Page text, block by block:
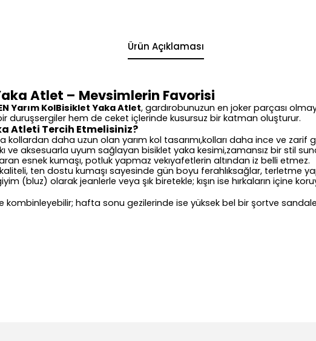
Ürün Açıklaması
Atlet – Mevsimlerin Favorisi
Yarım KolBisiklet Yaka Atlet, gardırobunuzun en joker parçası
duruşsergiler hem de ceket içlerinde kusursuz bir katman oluşturur.
Atleti Tercih Etmelisiniz?
kollardan daha uzun olan yarım kol tasarımı,kolları daha ince ve zarif
ve aksesuarla uyum sağlayan bisiklet yaka kesimi,zamansız bir stil
esnek kumaşı, potluk yapmaz vekıyafetlerin altından iz belli etmez.
ten dostu kumaşı sayesinde gün boyu ferahlıksağlar, terletme
(bluz) olarak jeanlerle veya şık biretekle; kışın ise hırkaların içine
kombinleyebilir; hafta sonu gezilerinde ise yüksek bel bir şortve